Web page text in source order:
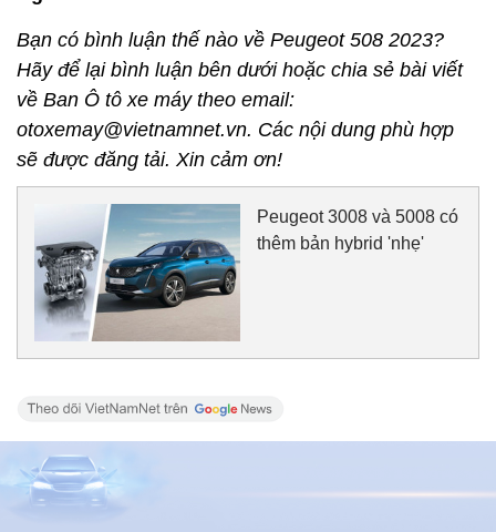
Bạn có bình luận thế nào về Peugeot 508 2023?
Hãy để lại bình luận bên dưới hoặc chia sẻ bài viết
về Ban Ô tô xe máy theo email:
otoxemay@vietnamnet.vn. Các nội dung phù hợp
sẽ được đăng tải. Xin cảm ơn!
Peugeot 3008 và 5008 có
thêm bản hybrid 'nhẹ'